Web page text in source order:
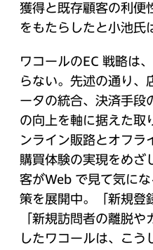
獲得と既存顧客の利便
をもたらしたと小池氏
ワコールのEC 戦略は
らない。先述の通り、
ータの統合、決済手段
の向上を軸に据えた取
ンライン販路とオフラ
購買体験の実現をめざ
客がWeb で見て気に
策を展開中。「新規登
「新規訪問者の離脱
したワコールは、こう